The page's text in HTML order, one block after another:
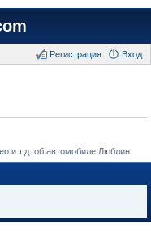
Вход
Регистрация
и т.д. об автомобиле Люблин